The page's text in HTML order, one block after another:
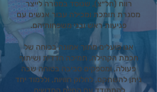
רווח (חל״צ), שנוסד במטרה לייצר
מסגרת תומכת ומכילה עבור אנשים עם
פגיעות ראש ובני משפחותיהם.
אנו פועלים מתוך אמונה בכוחה של
חכמת הקהילה, תמיכה הדדית ושיתוף
פעולה, ומספקים סביבה בטוחה שבה
ניתן להשתקם, לחלוק חוויות, וללמוד יחד